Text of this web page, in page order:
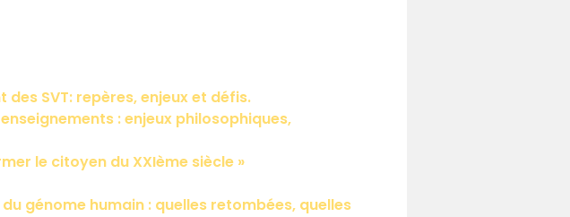
des SVT: repères, enjeux et défis.
: enjeux philosophiques,
le citoyen du XXIème siècle »
génome humain : quelles retombées, quelles